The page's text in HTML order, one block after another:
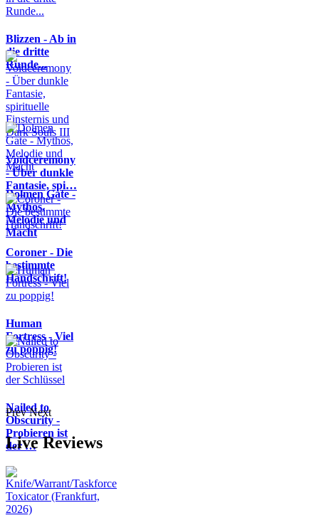
Blizzen - Ab in
die dritte
Runde...
Voidceremony
- Über dunkle
Fantasie, spi…
Dolmen Gate -
Mythos,
Melodie und
Macht
Coroner - Die
bestimmte
Handschrift!
Human
Fortress - Viel
zu poppig!
Nailed to
Obscurity -
Probieren ist
der …
Prev Next
Live Reviews